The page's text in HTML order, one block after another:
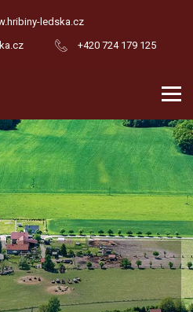
ledska.cz
+420 724 179 125